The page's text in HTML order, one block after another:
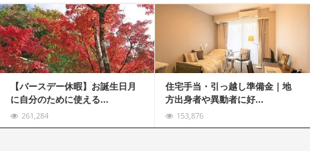
【バースデー休暇】お誕生日月
に自分のために使える...
261,284
住宅手当・引っ越し準備金｜地
方出身者や異動者に好...
153,876
記事を読む